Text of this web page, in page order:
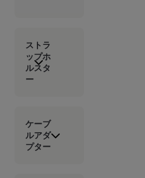
ストラ
ップホ
ルスタ
ー
ケーブ
ルアダ
プター